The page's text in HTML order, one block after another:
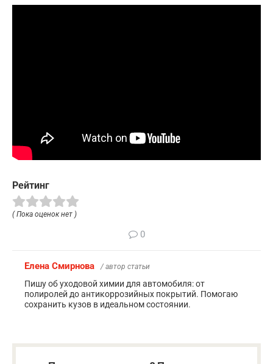
Рейтинг
( Пока оценок нет )
0
Елена Смирнова / автор статьи
Пишу об уходовой химии для автомобиля: от
полиролей до антикоррозийных покрытий. Помогаю
сохранить кузов в идеальном состоянии.